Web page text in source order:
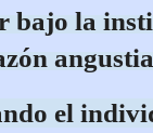
bajo la
el